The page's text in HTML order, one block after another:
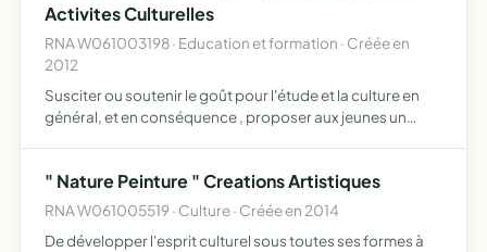
Activites Culturelles
RNA W061003198 · Education et formation · Créée en
2012
Susciter ou soutenir le goût pour l'étude et la culture en
général, et en conséquence , proposer aux jeunes un
" Nature Peinture " Creations Artistiques
RNA W061005519 · Culture · Créée en 2014
De développer l'esprit culturel sous toutes ses formes à